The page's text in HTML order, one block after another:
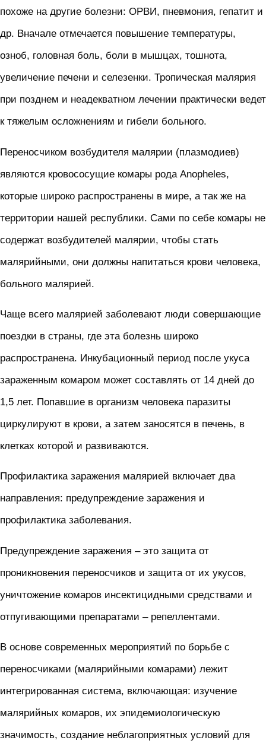
похоже на другие болезни: ОРВИ, пневмония, гепатит и
др. Вначале отмечается повышение температуры,
озноб, головная боль, боли в мышцах, тошнота,
увеличение печени и селезенки. Тропическая малярия
при позднем и неадекватном лечении практически ведет
к тяжелым осложнениям и гибели больного.
Переносчиком возбудителя малярии (плазмодиев)
являются кровососущие комары рода Anopheles,
которые широко распространены в мире, а так же на
территории нашей республики. Сами по себе комары не
содержат возбудителей малярии, чтобы стать
малярийными, они должны напитаться крови человека,
больного малярией.
Чаще всего малярией заболевают люди совершающие
поездки в страны, где эта болезнь широко
распространена. Инкубационный период после укуса
зараженным комаром может составлять от 14 дней до
1,5 лет. Попавшие в организм человека паразиты
циркулируют в крови, а затем заносятся в печень, в
клетках которой и развиваются.
Профилактика заражения малярией включает два
направления: предупреждение заражения и
профилактика заболевания.
Предупреждение заражения – это защита от
проникновения переносчиков и защита от их укусов,
уничтожение комаров инсектицидными средствами и
отпугивающими препаратами – репеллентами.
В основе современных мероприятий по борьбе с
переносчиками (малярийными комарами) лежит
интегрированная система, включающая: изучение
малярийных комаров, их эпидемиологическую
значимость, создание неблагоприятных условий для